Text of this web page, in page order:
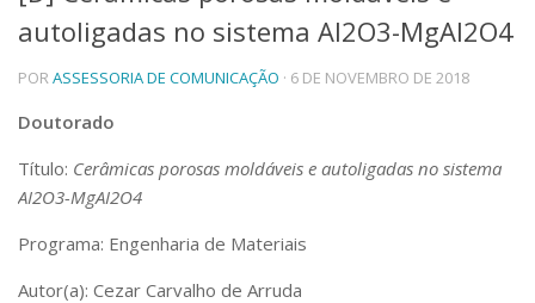
Telefones e Mapas
Pessoas
Ensino
Graduação
Educação a distância
Cursos de Extensão
Centros, Núcleos e Projetos em Rede
autoligadas no sistema AI2O3-MgAI2O4
PORASSESSORIA DE COMUNICAÇÃO · 6 DE NOVEMBRO DE 2018
Doutorado
Título: Cerâmicas porosas moldáveis e autoligadas no sistema
AI2O3-MgAI2O4
Programa: Engenharia de Materiais
Autor(a): Cezar Carvalho de Arruda